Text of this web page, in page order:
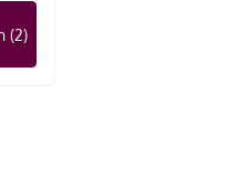
(2)